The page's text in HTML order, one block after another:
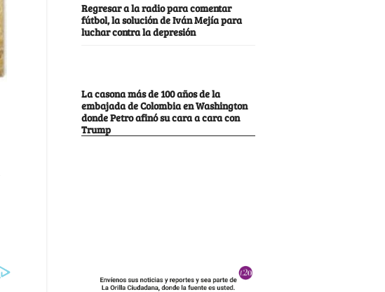
Regresar a la radio para comentar
fútbol, la solución de Iván Mejía para
luchar contra la depresión
La casona más de 100 años de la
embajada de Colombia en Washington
donde Petro afinó su cara a cara con
Trump